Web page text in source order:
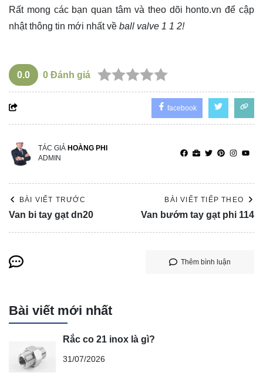
Rất mong các bạn quan tâm và theo dõi honto.vn để cập
nhật thông tin mới nhất về ball valve 1 1 2!
0.0 0 Đánh giá
facebook
TÁC GIẢ HOÀNG PHI
ADMIN
BÀI VIẾT TRƯỚC
Van bi tay gạt dn20
BÀI VIẾT TIẾP THEO
Van bướm tay gạt phi 114
Thêm bình luận
Bài viết mới nhất
Rắc co 21 inox là gì?
31/07/2026